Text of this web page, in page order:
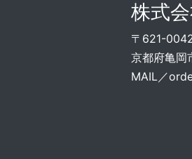
株式
〒621-
京都府亀岡
MAIL／